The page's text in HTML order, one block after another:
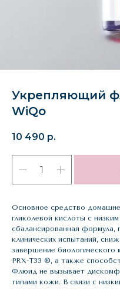
Укрепляющий
WiQo
10 490 р.
Основное средство
гликолевой кислоты с
сбалансированная формула,
клинических испытаний,
завершение биологического
PRX-T33 ®, а также
Флюид не вызывает
типами кожи. В связи с